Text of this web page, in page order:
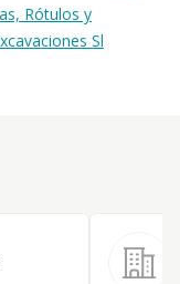
Rótulos y
Sl